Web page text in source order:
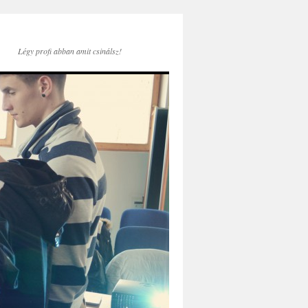
Légy profi abban amit csinálsz!